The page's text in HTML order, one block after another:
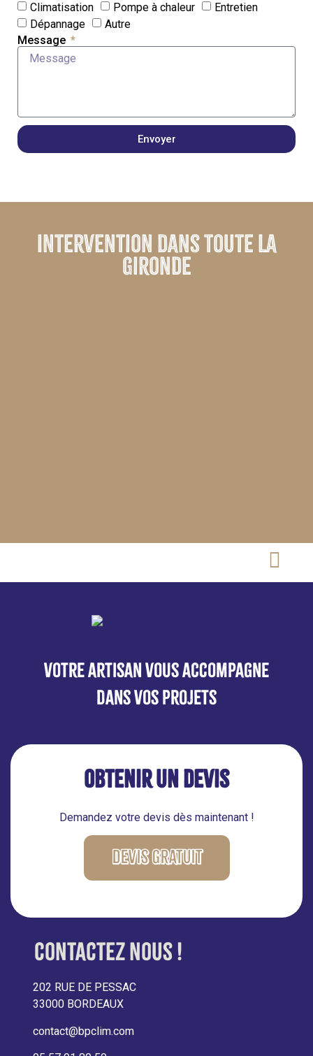
Climatisation
Pompe à chaleur
Entretien
Dépannage
Autre
Message
Envoyer
Intervention dans toute la
Gironde
Votre artisan vous accompagne
dans vos projets
Obtenir un devis
Demandez votre devis dès maintenant !
Devis gratuit
Contactez nous !
202 RUE DE PESSAC
33000 BORDEAUX
contact@bpclim.com